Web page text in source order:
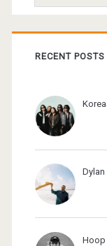
RECENT POSTS
Hoop